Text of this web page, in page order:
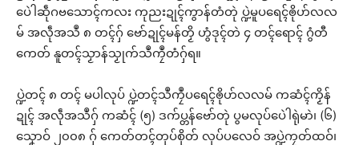
ပေဲါဆဵုဂဗသောၚ်ကလး ကုညးဍုၚ်ကွာန်တံတုဲ ပ္ဍဲမူပရေၚ်ၜိုဟ်လလ
မ် အလဵုအသဳ ၈ တၚ်ဂှ် ဗော်ဍုၚ်မန်တၟိ ဟွံဒုၚ်တဲ ၄ တၚ်ရောၚ် ဂွံတီ
ကေတ် နူတၚ်သၟာန်သၟုက်သဳကၠဳတံဂှ်ရ။
ပ္ဍဲတၚ် ၈ တၚ် မပါလုပ် ပ္ဍဲတၚ်သဳကၠဳပရေၚ်ၜိုဟ်လလမ် ကဆံၚ်ကၟိန်
ဍုၚ် အလဵုအသဳဂှ် ကဆံၚ် (၅) ဒက်ပ္တန်ဗော်တုဲ ပွမလုပ်ပေဲါရုဲမာဲ၊ (၆)
သၞောဝ် ၂၀၀၈ ဂှ် ကေတ်တၚ်တုပ်စိုတ် လုပ်ပလေဝ် အပ္ဍဲကၠတ်ထဝ်၊